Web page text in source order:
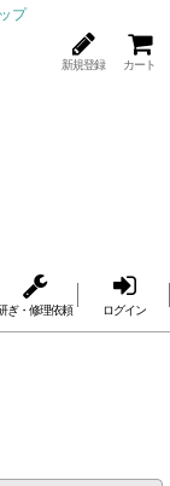
プ
新規登録 カート
ぎ・修理依頼 ログイン